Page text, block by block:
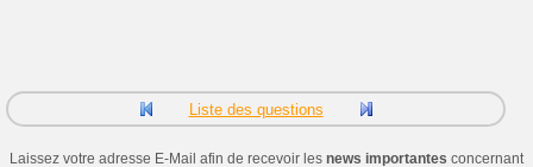
Liste des questions
Laissez votre adresse E-Mail afin de recevoir les news importantes concernant